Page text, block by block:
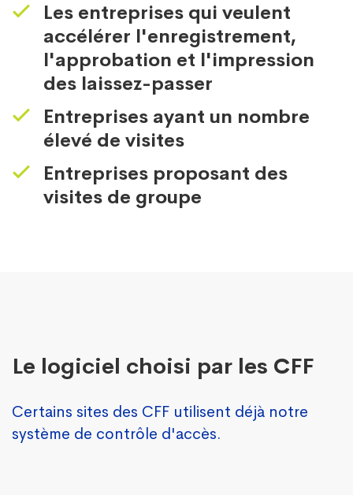
Les entreprises qui veulent
accélérer l'enregistrement,
l'approbation et l'impression
des laissez-passer
Entreprises ayant un nombre
élevé de visites
Entreprises proposant des
visites de groupe
Le logiciel choisi par les CFF
Certains sites des CFF utilisent déjà notre
système de contrôle d'accès.